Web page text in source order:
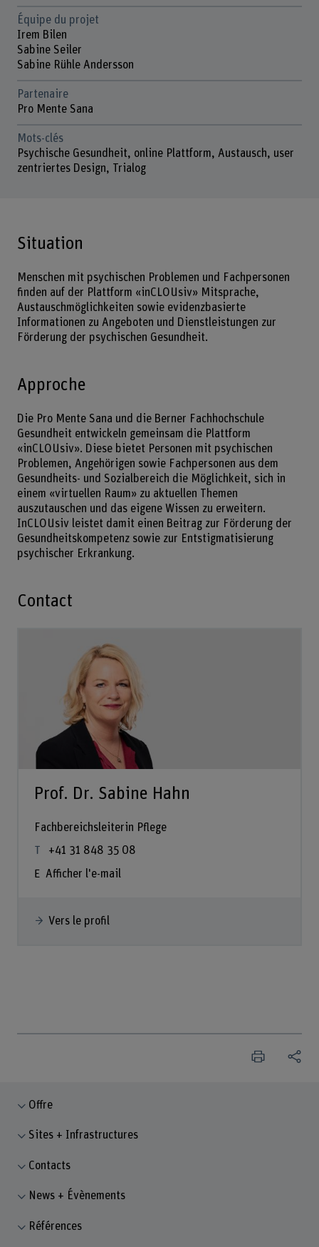
Équipe du projet
Irem Bilen
Sabine Seiler
Sabine Rühle Andersson
Partenaire
Pro Mente Sana
Mots-clés
Psychische Gesundheit, online Plattform, Austausch, user
zentriertes Design, Trialog
Situation
Menschen mit psychischen Problemen und Fachpersonen
finden auf der Plattform «inCLOUsiv» Mitsprache,
Austauschmöglichkeiten sowie evidenzbasierte
Informationen zu Angeboten und Dienstleistungen zur
Förderung der psychischen Gesundheit.
Approche
Die Pro Mente Sana und die Berner Fachhochschule
Gesundheit entwickeln gemeinsam die Plattform
«inCLOUsiv». Diese bietet Personen mit psychischen
Problemen, Angehörigen sowie Fachpersonen aus dem
Gesundheits- und Sozialbereich die Möglichkeit, sich in
einem «virtuellen Raum» zu aktuellen Themen
auszutauschen und das eigene Wissen zu erweitern.
InCLOUsiv leistet damit einen Beitrag zur Förderung der
Gesundheitskompetenz sowie zur Entstigmatisierung
psychischer Erkrankung.
Contact
Prof. Dr. Sabine Hahn
Fachbereichsleiterin Pflege
+41 31 848 35 08
Afficher l'e-mail
Vers le profil
Offre
Sites + Infrastructures
Contacts
News + Évènements
Références